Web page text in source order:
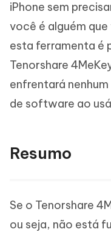
iPhone sem
você é alguém
esta ferramenta é
Tenorshare
enfrentará
de software ao
Resumo
Se o Tenorshare
ou seja, não está